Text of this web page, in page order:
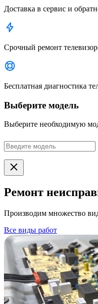
Доставка в сервис и
Срочный ремонт
Бесплатная диагностика
Выберите модель
Выберите необходимую
Ремонт
Производим множество
Все виды работ